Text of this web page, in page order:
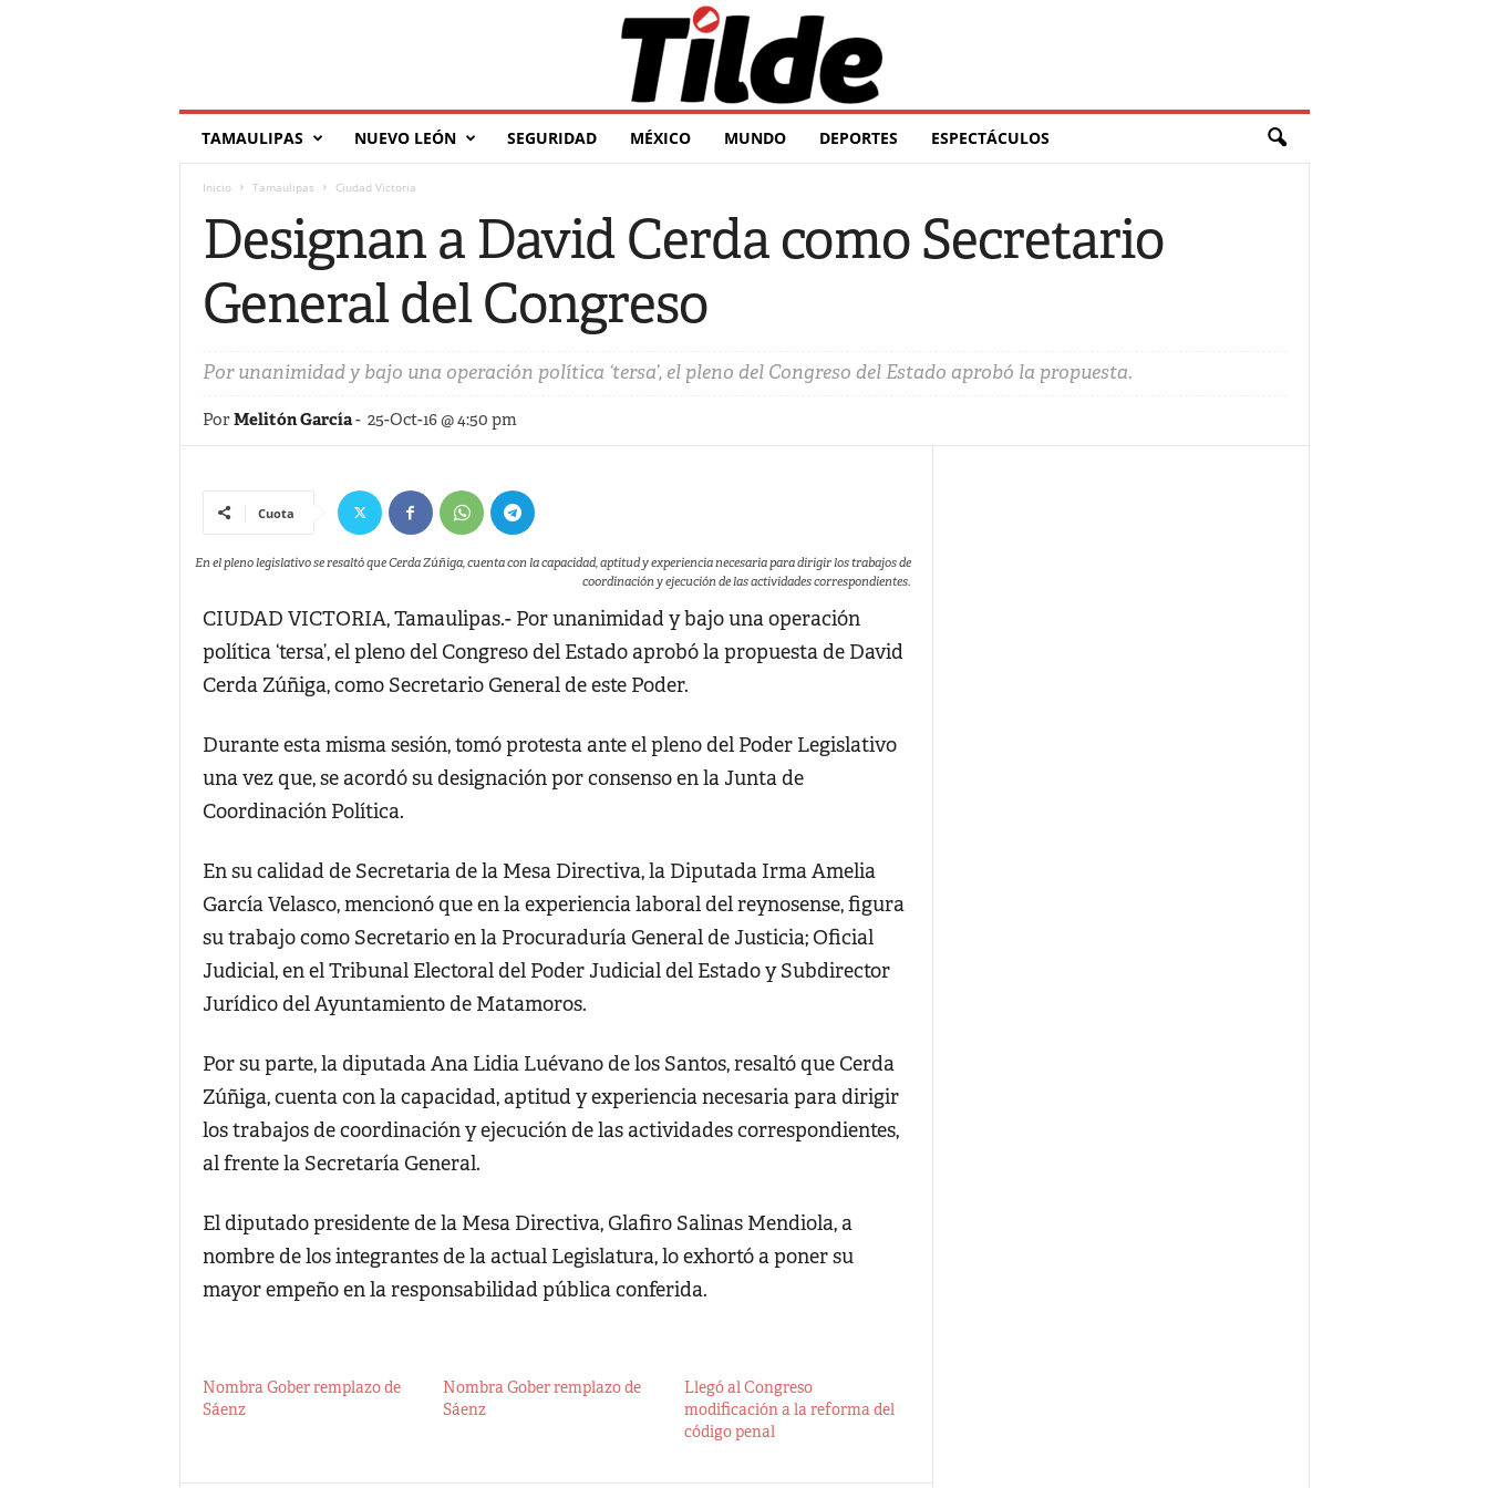
T
l
TAMAULIPAS NUEVO LEÓN SEGURIDAD MÉXICO MUNDO DEPORTES ESPECTÁCULOS
Inicio Tamaulipas Ciudad Victoria
Designan a David Cerda como Secretario
General del Congreso
Por unanimidad y bajo una operación política ‘tersa’, el pleno del Congreso del Estado aprobó la propuesta.
PorMelitón García- 25-Oct-16 @ 4:50 pm
Cuota
En el pleno legislativo se resaltó que Cerda Zúñiga, cuenta con la capacidad, aptitud y experiencia necesaria para dirigir los trabajos de
coordinación y ejecución de las actividades correspondientes.
CIUDAD VICTORIA, Tamaulipas.- Por unanimidad y bajo una operación
política ‘tersa’, el pleno del Congreso del Estado aprobó la propuesta de David
Cerda Zúñiga, como Secretario General de este Poder.
Durante esta misma sesión, tomó protesta ante el pleno del Poder Legislativo
una vez que, se acordó su designación por consenso en la Junta de
Coordinación Política.
En su calidad de Secretaria de la Mesa Directiva, la Diputada Irma Amelia
García Velasco, mencionó que en la experiencia laboral del reynosense, figura
su trabajo como Secretario en la Procuraduría General de Justicia; Oficial
Judicial, en el Tribunal Electoral del Poder Judicial del Estado y Subdirector
Jurídico del Ayuntamiento de Matamoros.
Por su parte, la diputada Ana Lidia Luévano de los Santos, resaltó que Cerda
Zúñiga, cuenta con la capacidad, aptitud y experiencia necesaria para dirigir
los trabajos de coordinación y ejecución de las actividades correspondientes,
al frente la Secretaría General.
El diputado presidente de la Mesa Directiva, Glafiro Salinas Mendiola, a
nombre de los integrantes de la actual Legislatura, lo exhortó a poner su
mayor empeño en la responsabilidad pública conferida.
Nombra Gober remplazo de
Sáenz
Nombra Gober remplazo de
Sáenz
Llegó al Congreso
modificación a la reforma del
código penal